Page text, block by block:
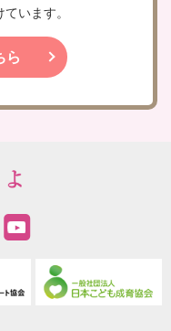
います。
ら